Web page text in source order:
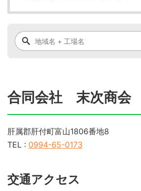
合同会社 末次商会
肝属郡肝付町富山1806番地8
TEL : 0994-65-0173
交通アクセス